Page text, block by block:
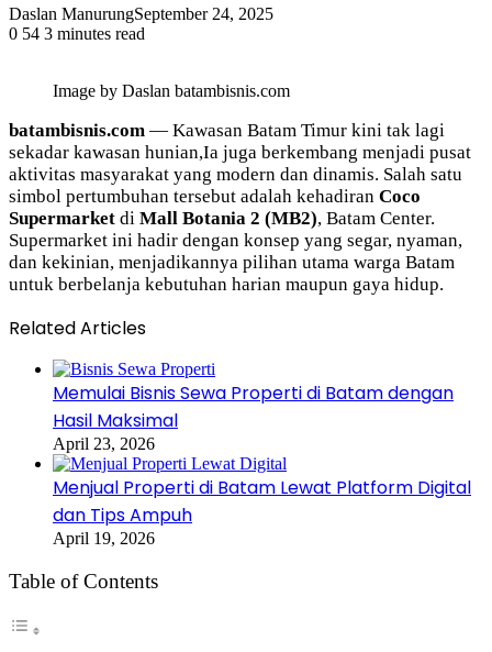
Daslan ManurungSeptember 24, 2025
0 54 3 minutes read
Image by Daslan batambisnis.com
batambisnis.com — Kawasan Batam Timur kini tak lagi
sekadar kawasan hunian,Ia juga berkembang menjadi pusat
aktivitas masyarakat yang modern dan dinamis. Salah satu
simbol pertumbuhan tersebut adalah kehadiran Coco
Supermarket di Mall Botania 2 (MB2), Batam Center.
Supermarket ini hadir dengan konsep yang segar, nyaman,
dan kekinian, menjadikannya pilihan utama warga Batam
untuk berbelanja kebutuhan harian maupun gaya hidup.
Related Articles
Memulai Bisnis Sewa Properti di Batam dengan
Hasil Maksimal
April 23, 2026
Menjual Properti di Batam Lewat Platform Digital
dan Tips Ampuh
April 19, 2026
Table of Contents